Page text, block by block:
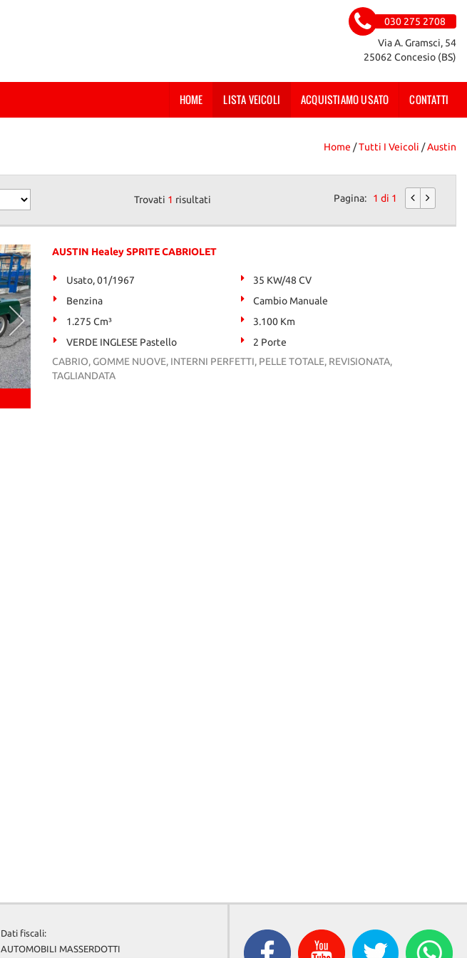
030 275 2708
Via A. Gramsci, 54
25062 Concesio (BS)
HOME LISTA VEICOLI ACQUISTIAMO USATO CONTATTI
Home /Tutti I Veicoli /Austin
Trovati 1 risultati Pagina: 1 di 1
AUSTIN Healey SPRITE CABRIOLET
Usato, 01/1967
35 KW/48 CV
Benzina
Cambio Manuale
1.275 Cm³
3.100 Km
VERDE INGLESE Pastello
2 Porte
CABRIO, GOMME NUOVE, INTERNI PERFETTI, PELLE TOTALE, REVISIONATA,
TAGLIANDATA
Dati fiscali:
AUTOMOBILI MASSERDOTTI